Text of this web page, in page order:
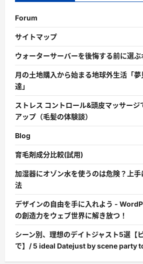
Forum
サイトマップ
ウォーターサーバーを後悔する前に選ぶ
月の土地購入から始まる地球外生活「
達」
ストレス コントロール&頭皮マッサージ
アップ（毛髪の体験談）
Blog
育毛剤成分比較(試用)
加湿器にオゾン水を使うのは危険？上
法
デザインの自由を手に入れよう -
の創造力をウェブ世界に解き放つ！
シーン別、理想のデイトジャスト5選【
で】/ 5 ideal Datejust by scene party